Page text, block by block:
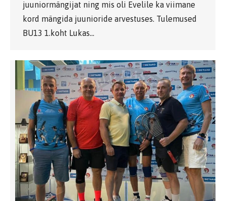
juuniormängijat ning mis oli Evelile ka viimane
kord mängida juunioride arvestuses. Tulemused
BU13 1.koht Lukas…